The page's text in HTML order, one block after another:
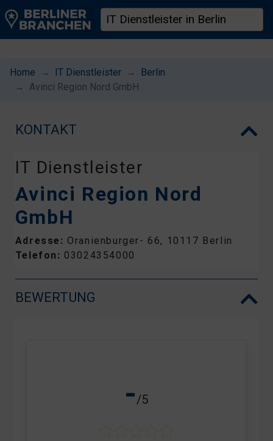
Home IT Dienstleister
Berlin
Avinci Region Nord GmbH
KONTAKT
IT Dienstleister
Avinci Region Nord
GmbH
Adresse: Oranienburger- 66, 10117 Berlin
Telefon: 03024354000
BEWERTUNG
-/5